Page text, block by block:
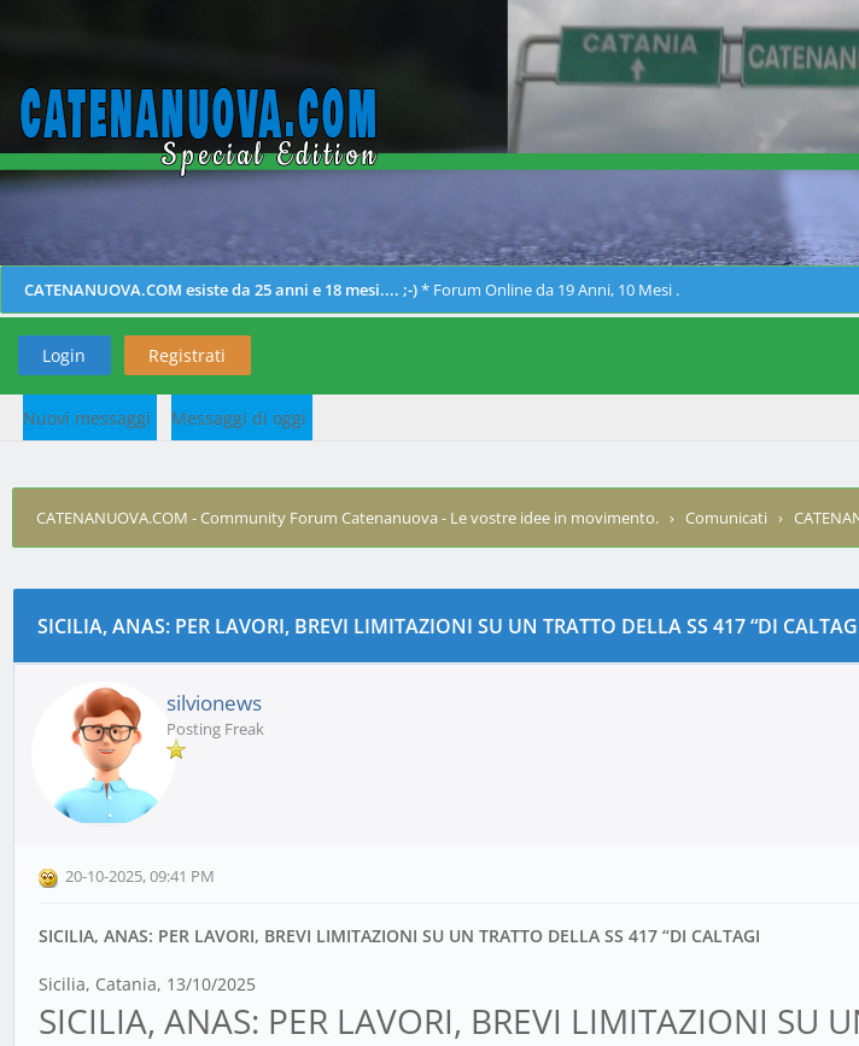
CATENANUOVA.COM esiste da 25 anni e 18 mesi.... ;-)* Forum Online da 19 Anni, 10 Mesi .
Login Registrati
Nuovi messaggi Messaggi di oggi
CATENANUOVA.COM - Community Forum Catenanuova - Le vostre idee in movimento. › Comunicati ›
0 voto(i) - 0 media
12345
SICILIA, ANAS: PER LAVORI, BREVI LIMITAZIONI SU UN TRATTO DELLA SS 417 “DI
silvionews
Posting Freak
20-10-2025, 09:41 PM
SICILIA, ANAS: PER LAVORI, BREVI LIMITAZIONI SU UN TRATTO DELLA SS 417 “DI CALTAGI
Sicilia, Catania, 13/10/2025
SICILIA, ANAS: PER LAVORI, BREVI LIMITAZIONI SU